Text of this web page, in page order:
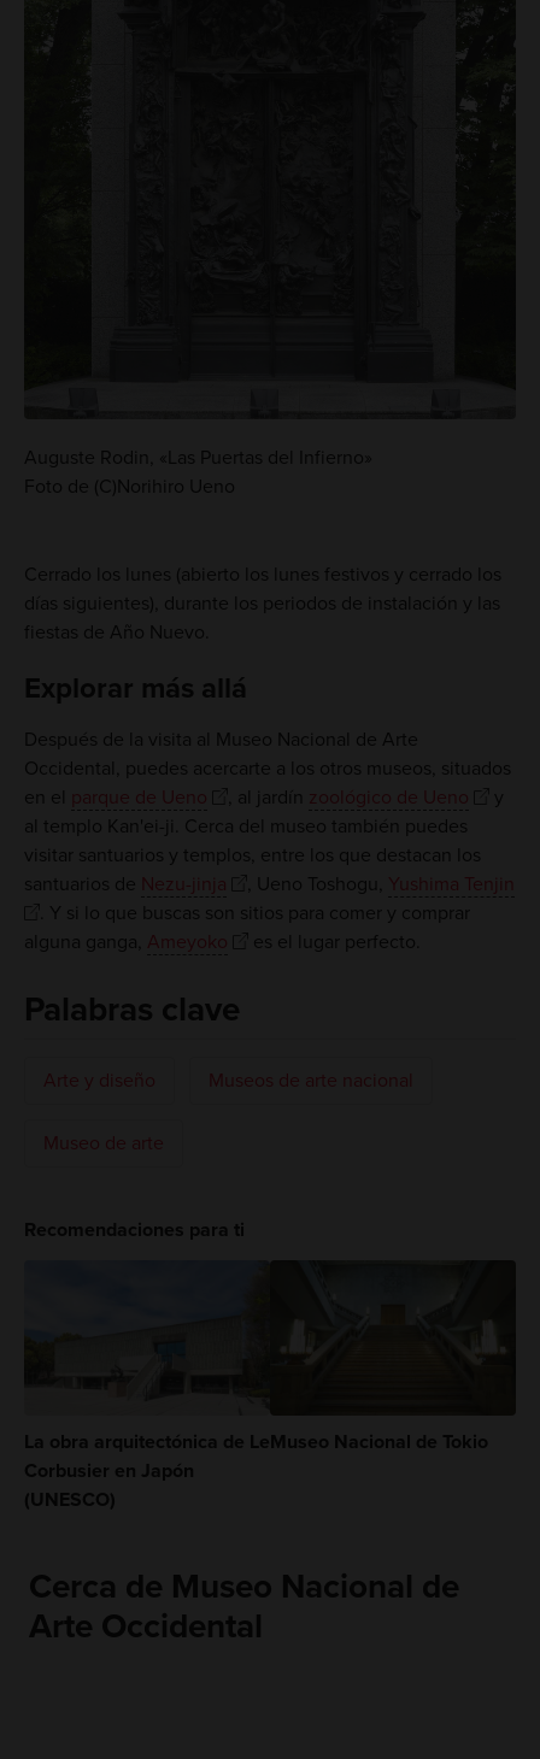
Auguste Rodin, «Las Puertas del Infierno»
Foto de (C)Norihiro Ueno
Cerrado los lunes (abierto los lunes festivos y cerrado los
días siguientes), durante los periodos de instalación y las
fiestas de Año Nuevo.
Explorar más allá
Después de la visita al Museo Nacional de Arte
Occidental, puedes acercarte a los otros museos, situados
en el
parque de Ueno , al jardín zoológico de Ueno
y
al templo Kan'ei-ji. Cerca del museo también puedes
visitar santuarios y templos, entre los que destacan los
santuarios de Nezu-jinja , Ueno Toshogu, Yushima Tenjin
. Y si lo que buscas son sitios para comer y comprar
alguna ganga, Ameyoko es el lugar perfecto.
Palabras clave
Arte y diseño Museos de arte nacional
Museo de arte
Recomendaciones para ti
La obra arquitectónica de Le
Corbusier en Japón
(UNESCO)
Museo Nacional de Tokio
Cerca de Museo Nacional de
Arte Occidental